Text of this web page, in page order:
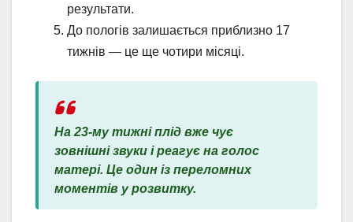
результати.
До пологів залишається приблизно 17
тижнів — це ще чотири місяці.
На 23-му тижні плід вже чує
зовнішні звуки і реагує на голос
матері. Це один із переломних
моментів у розвитку.